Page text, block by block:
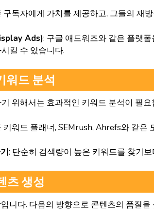
구독자에게 가치를 제공하고, 그들의 재
Ads): 구글 애드워즈와 같은 플랫폼
킬 수 있습니다.
워드 분석
위해서는 효과적인 키워드 분석이 필
키워드 플래너, SEMrush, Ahrefs와 같은
: 단순히 검색량이 높은 키워드를 찾기
츠 생성
니다. 다음의 방향으로 콘텐츠의 품질을